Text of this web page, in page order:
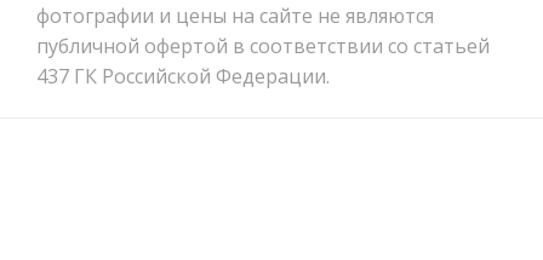
фотографии и цены на сайте не являются
публичной офертой в соответствии со статьей
437 ГК Российской Федерации.